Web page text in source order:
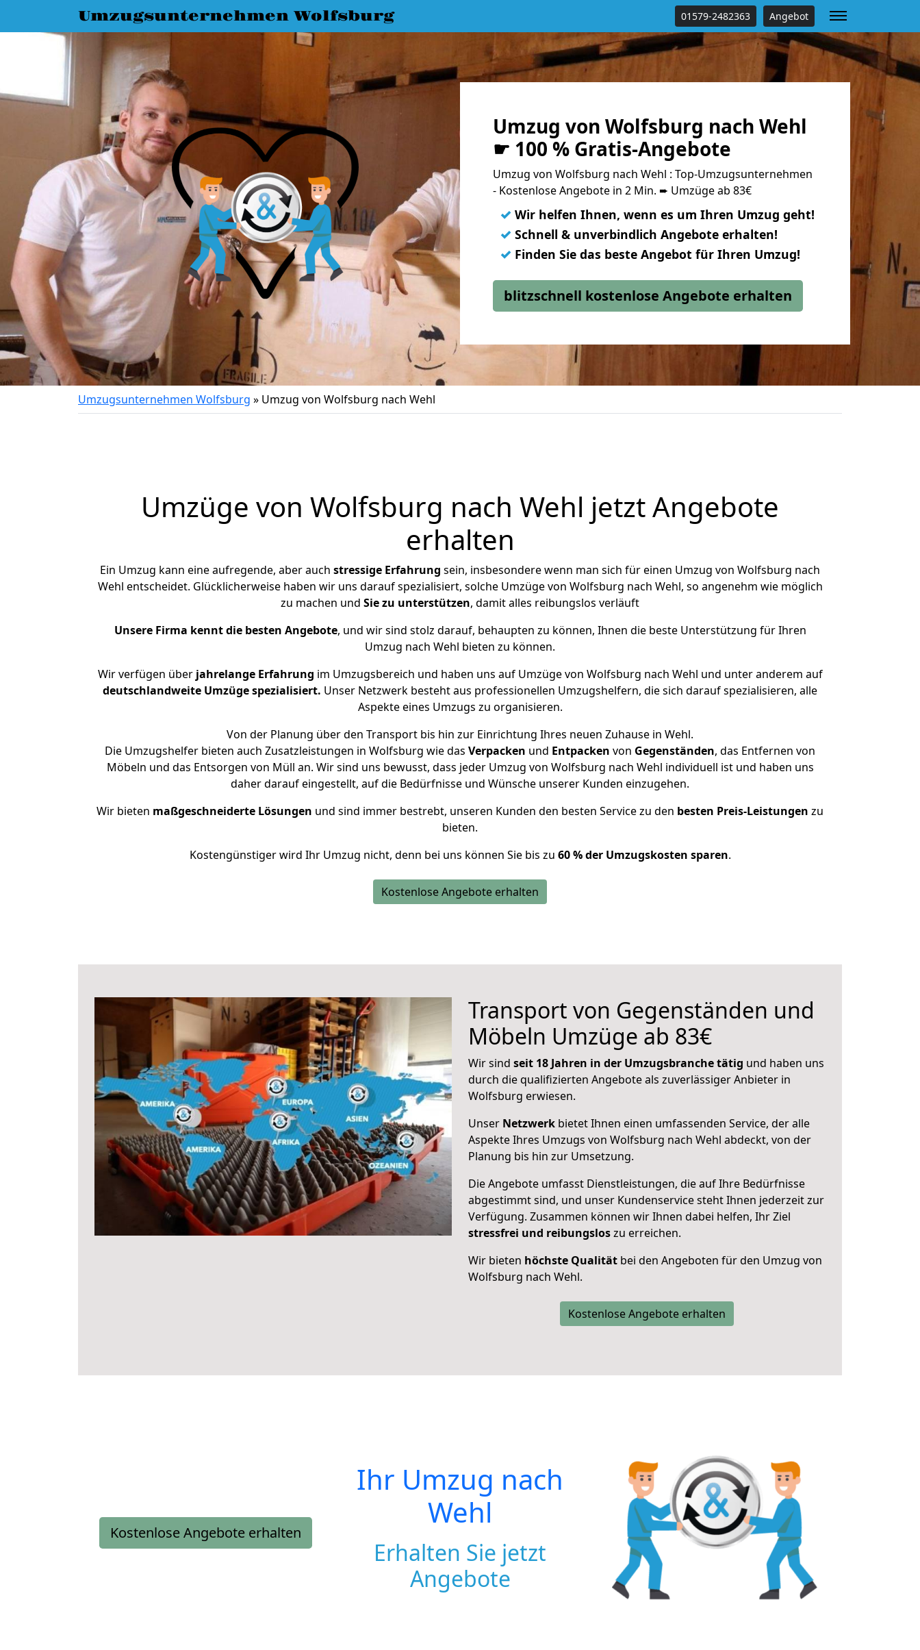
Umzugsunternehmen Wolfsburg 01579-2482363 Angebot
Umzug von Wolfsburg nach Wehl
☛ 100 % Gratis-Angebote
Umzug von Wolfsburg nach Wehl : Top-Umzugsunternehmen
- Kostenlose Angebote in 2 Min. ➨ Umzüge ab 83€
✓ Wir helfen Ihnen, wenn es um Ihren Umzug geht!
✓ Schnell & unverbindlich Angebote erhalten!
✓ Finden Sie das beste Angebot für Ihren Umzug!
blitzschnell kostenlose Angebote erhalten
Umzugsunternehmen Wolfsburg » Umzug von Wolfsburg nach Wehl
Umzüge von Wolfsburg nach Wehl jetzt Angebote
erhalten
Ein Umzug kann eine aufregende, aber auch stressige Erfahrung sein, insbesondere wenn man sich für einen Umzug von Wolfsburg nach
Wehl entscheidet. Glücklicherweise haben wir uns darauf spezialisiert, solche Umzüge von Wolfsburg nach Wehl, so angenehm wie möglich
zu machen und Sie zu unterstützen, damit alles reibungslos verläuft
Unsere Firma kennt die besten Angebote, und wir sind stolz darauf, behaupten zu können, Ihnen die beste Unterstützung für Ihren
Umzug nach Wehl bieten zu können.
Wir verfügen überjahrelange Erfahrung im Umzugsbereich und haben uns auf Umzüge von Wolfsburg nach Wehl und unter anderem auf
deutschlandweite Umzüge spezialisiert. Unser Netzwerk besteht aus professionellen Umzugshelfern, die sich darauf spezialisieren, alle
Aspekte eines Umzugs zu organisieren.
Von der Planung über den Transport bis hin zur Einrichtung Ihres neuen Zuhause in Wehl.
Die Umzugshelfer bieten auch Zusatzleistungen in Wolfsburg wie das Verpacken und Entpacken von Gegenständen, das Entfernen von
Möbeln und das Entsorgen von Müll an. Wir sind uns bewusst, dass jeder Umzug von Wolfsburg nach Wehl individuell ist und haben uns
daher darauf eingestellt, auf die Bedürfnisse und Wünsche unserer Kunden einzugehen.
Wir bieten maßgeschneiderte Lösungen und sind immer bestrebt, unseren Kunden den besten Service zu den besten Preis-Leistungen zu
bieten.
Kostengünstiger wird Ihr Umzug nicht, denn bei uns können Sie bis zu 60 % der Umzugskosten sparen.
Kostenlose Angebote erhalten
Transport von Gegenständen und
Möbeln Umzüge ab 83€
Wir sind seit 18 Jahren in der Umzugsbranche tätig und haben uns
durch die qualifizierten Angebote als zuverlässiger Anbieter in
Wolfsburg erwiesen.
Unser Netzwerk bietet Ihnen einen umfassenden Service, der alle
Aspekte Ihres Umzugs von Wolfsburg nach Wehl abdeckt, von der
Planung bis hin zur Umsetzung.
Die Angebote umfasst Dienstleistungen, die auf Ihre Bedürfnisse
abgestimmt sind, und unser Kundenservice steht Ihnen jederzeit zur
Verfügung. Zusammen können wir Ihnen dabei helfen, Ihr Ziel
stressfrei und reibungsloszu erreichen.
Wir bieten höchste Qualität bei den Angeboten für den Umzug von
Wolfsburg nach Wehl.
Kostenlose Angebote erhalten
Kostenlose Angebote erhalten
Ihr Umzug nach
Wehl
Erhalten Sie jetzt
Angebote